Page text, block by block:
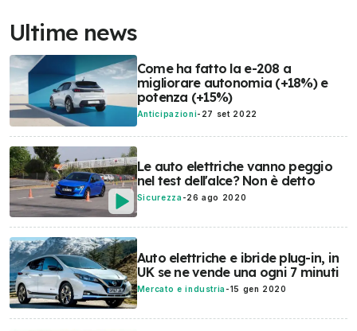
Ultime news
Come ha fatto la e-208 a
migliorare autonomia (+18%) e
potenza (+15%)
Anticipazioni- 27 set 2022
Le auto elettriche vanno peggio
nel test dell'alce? Non è detto
Sicurezza -26 ago 2020
Auto elettriche e ibride plug-in, in
UK se ne vende una ogni 7 minuti
Mercato e industria -15 gen 2020